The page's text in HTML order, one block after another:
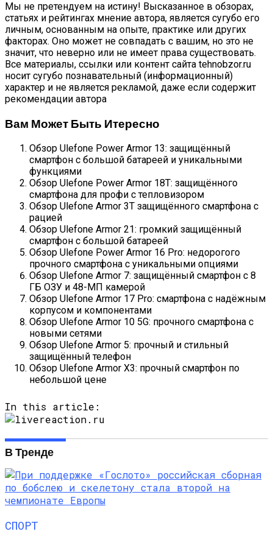
Мы не претендуем на истину! Высказанное в обзорах,
статьях и рейтингах мнение автора, является сугубо его
личным, основанным на опыте, практике или других
факторах. Оно может не совпадать с вашим, но это не
значит, что неверно или не имеет права существовать.
Все материалы, ссылки или контент сайта tehnobzor.ru
носит сугубо познавательный (информационный)
характер и не является рекламой, даже если содержит
рекомендации автора
Вам Может Быть Итересно
Обзор Ulefone Power Armor 13: защищённый
смартфон с большой батареей и уникальными
функциями
Обзор Ulefone Power Armor 18T: защищённого
смартфона для профи с тепловизором
Обзор Ulefone Armor 3T защищённого смартфона с
рацией
Обзор Ulefone Armor 21: громкий защищённый
смартфон с большой батареей
Обзор Ulefone Power Armor 16 Pro: недорогого
прочного смартфона с уникальными опциями
Обзор Ulefone Armor 7: защищённый смартфон с 8
ГБ ОЗУ и 48-МП камерой
Обзор Ulefone Armor 17 Pro: смартфона с надёжным
корпусом и компонентами
Обзор Ulefone Armor 10 5G: прочного смартфона с
новыми сетями
Обзор Ulefone Armor 5: прочный и стильный
защищённый телефон
Обзор Ulefone Armor X3: прочный смартфон по
небольшой цене
In this article:
В Тренде
СПОРТ